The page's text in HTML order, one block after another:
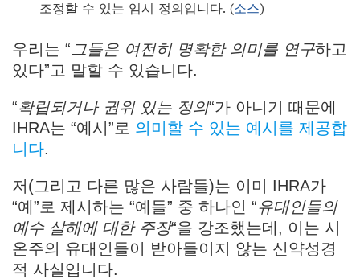
조정할 수 있는 임시 정의입니다. (소스)
우리는 “ 그들은 여전히 명확한 의미를 연구하고
있다”고 말할 수 있습니다.
“확립되거나 권위 있는 정의“가 아니기 때문에
IHRA는 “예시”로 의미할 수 있는 예시를 제공합
니다.
저(그리고 다른 많은 사람들)는 이미 IHRA가
“예”로 제시하는 “예들” 중 하나인 “유대인들의
예수 살해에 대한 주장“을 강조했는데, 이는 시
온주의 유대인들이 받아들이지 않는 신약성경
적 사실입니다.